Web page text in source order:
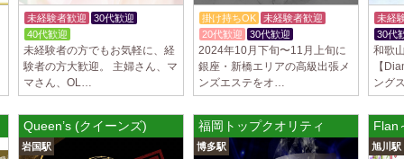
制服
遇や
指名
18歳
営業
さ…
未経験者歓迎
30代歓迎
40代歓迎
未経験者の方でもお気軽に、経
験者の方大歓迎。 主婦さん、マ
マさん、OL…
掛け持ちOK
未経験者歓迎
20代歓迎
30代歓迎
2024年10月下旬〜11月上旬に
銀座・新橋エリアの高級出張メ
ンズエステをオ…
未経
30代
和歌
【
ング
Queen’s (クイーンズ)
岩国駅
福岡トップクオリティ
博多駅
Flan
旭川駅